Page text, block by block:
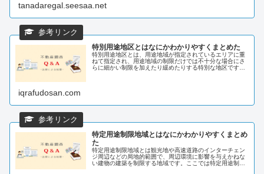
tanadaregal.seesaa.net
特別用途地区とはなにかわかりやすくまとめた
特別用途地区とは、用途地域が指定されているエリアに重
ねて指定され、用途地域の制限だけでは不十分な場合にさ
らに細かい制限を加えたり緩めたりする特別な地区です。
iqrafudosan.com
特定用途制限地域とはなにかわかりやすくまとめ
た
特定用途制限地域とは観光地や高速道路のインターチェン
ジ周辺などの局地的範囲で、周辺環境に影響を与えかねな
い建物の建築を制限する地域です。ここでは特定用途制限